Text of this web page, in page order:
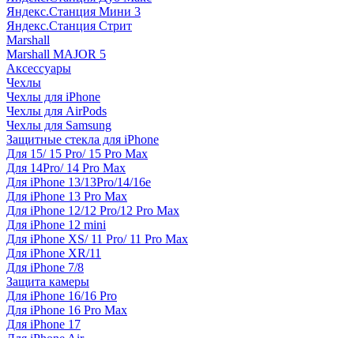
Яндекс.Станция Мини 3
Яндекс.Станция Стрит
Marshall
Marshall MAJOR 5
Аксессуары
Чехлы
Чехлы для iPhone
Чехлы для AirPods
Чехлы для Samsung
Защитные стекла для iPhone
Для 15/ 15 Pro/ 15 Pro Max
Для 14Pro/ 14 Pro Max
Для iPhone 13/13Pro/14/16e
Для iPhone 13 Pro Max
Для iPhone 12/12 Pro/12 Pro Max
Для iPhone 12 mini
Для iPhone XS/ 11 Pro/ 11 Pro Max
Для iPhone XR/11
Для iPhone 7/8
Защита камеры
Для iPhone 16/16 Pro
Для iPhone 16 Pro Max
Для iPhone 17